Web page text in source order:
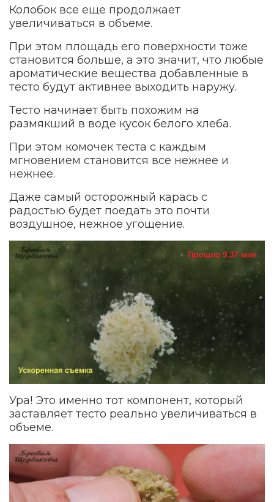
Колобок все еще продолжает
увеличиваться в объеме.
При этом площадь его поверхности тоже
становится больше, а это значит, что любые
ароматические вещества добавленные в
тесто будут активнее выходить наружу.
Тесто начинает быть похожим на
размякший в воде кусок белого хлеба.
При этом комочек теста с каждым
мгновением становится все нежнее и
нежнее.
Даже самый осторожный карась с
радостью будет поедать это почти
воздушное, нежное угощение.
Ура! Это именно тот компонент, который
заставляет тесто реально увеличиваться в
объеме.